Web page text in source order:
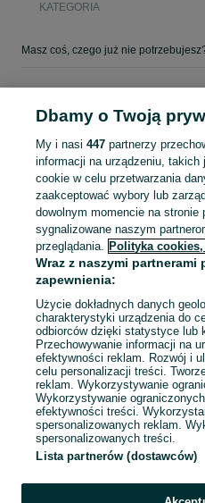
KATEGORIA
Mapa miejscowości
Mapa ministron
Popularne wyszukiwania
Dbamy o Twoją
My i nasi447 partnerzy
informacji na urządzeniu,
cookie w celu przetwarzania
zaakceptować wybory lub
dowolnym momencie na
sygnalizowane naszym
przeglądania. Polityka cookies,
Wraz z naszymi partnerami
zapewnienia:
Użycie dokładnych danych
charakterystyki urządzenia do
odbiorców dzięki statystyce lub
Przechowywanie informacji na
efektywności reklam. Rozwój i
celu personalizacji treści.
reklam. Wykorzystywanie
Wykorzystywanie
efektywności treści.
spersonalizowanych reklam.
spersonalizowanych treści.
Lista partnerów (dostawców)